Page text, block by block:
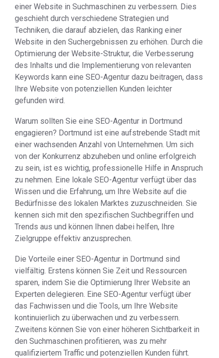
einer Website in Suchmaschinen zu verbessern. Dies
geschieht durch verschiedene Strategien und
Techniken, die darauf abzielen, das Ranking einer
Website in den Suchergebnissen zu erhöhen. Durch die
Optimierung der Website-Struktur, die Verbesserung
des Inhalts und die Implementierung von relevanten
Keywords kann eine SEO-Agentur dazu beitragen, dass
Ihre Website von potenziellen Kunden leichter
gefunden wird.
Warum sollten Sie eine SEO-Agentur in Dortmund
engagieren? Dortmund ist eine aufstrebende Stadt mit
einer wachsenden Anzahl von Unternehmen. Um sich
von der Konkurrenz abzuheben und online erfolgreich
zu sein, ist es wichtig, professionelle Hilfe in Anspruch
zu nehmen. Eine lokale SEO-Agentur verfügt über das
Wissen und die Erfahrung, um Ihre Website auf die
Bedürfnisse des lokalen Marktes zuzuschneiden. Sie
kennen sich mit den spezifischen Suchbegriffen und
Trends aus und können Ihnen dabei helfen, Ihre
Zielgruppe effektiv anzusprechen.
Die Vorteile einer SEO-Agentur in Dortmund sind
vielfältig. Erstens können Sie Zeit und Ressourcen
sparen, indem Sie die Optimierung Ihrer Website an
Experten delegieren. Eine SEO-Agentur verfügt über
das Fachwissen und die Tools, um Ihre Website
kontinuierlich zu überwachen und zu verbessern.
Zweitens können Sie von einer höheren Sichtbarkeit in
den Suchmaschinen profitieren, was zu mehr
qualifiziertem Traffic und potenziellen Kunden führt.